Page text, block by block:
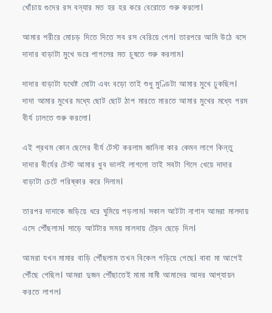
খোঁচায় গুদের রস বন্যার মত হর হর করে বেরোতে শুরু করলো।
আমার শরীরে মোচড় দিতে দিতে সব রস বেরিয়ে গেল। তারপরে আমি উঠে বসে
দাদার বাড়াটা মুখে ভরে পাগলের মত চুষতে শুরু করলাম।
দাদার বাড়াটা যথেষ্ট মোটা এবং বড়ো তাই শুধু মুণ্ডিটা আমার মুখে ঢুকছিল।
দাদা আমার মুখের মধ্যে ছোট ছোট ঠাপ মারতে মারতে আমার মুখের মধ্যে গরম
বীর্য ঢালতে শুরু করলো।
এই প্রথম কোন ছেলের বীর্য টেস্ট করলাম জানিনা কার কেমন লাগে কিন্তু
দাদার বীর্যের টেস্ট আমার খুব ভালই লাগলো তাই সবটা গিলে খেয়ে দাদার
বাড়াটা চেটে পরিষ্কার করে দিলাম।
তারপর দাদাকে জড়িয়ে ধরে ঘুমিয়ে পড়লাম। সকাল আটটা নাগাদ আমরা মালদায়
এসে পৌঁছলাম। সাড়ে আটটার সময় মালদায় ট্রেন ছেড়ে দিল।
আমরা যখন মামার বাড়ি পৌঁছলাম তখন বিকেল গড়িয়ে গেছে। বাবা মা আগেই
পৌঁছে গেছিল। আমরা দুজন পৌঁছাতেই মামা মামী আমাদের আদর আপ্যায়ন
করতে লাগল।